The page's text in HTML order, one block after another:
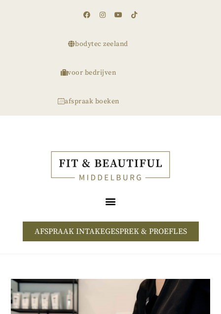
bodytec zeeland
voor bedrijven
afspraak boeken
AFSPRAAK INTAKEGESPREK & PROEFLES